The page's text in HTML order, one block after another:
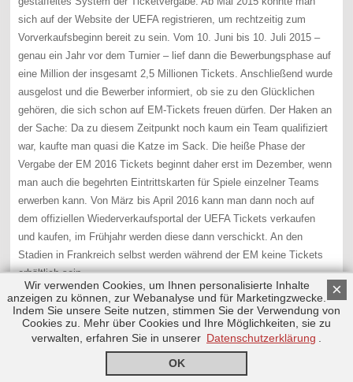
sich auf der Website der UEFA registrieren, um rechtzeitig zum
Vorverkaufsbeginn bereit zu sein. Vom 10. Juni bis 10. Juli 2015 –
genau ein Jahr vor dem Turnier – lief dann die Bewerbungsphase auf
eine Million der insgesamt 2,5 Millionen Tickets. Anschließend wurde
ausgelost und die Bewerber informiert, ob sie zu den Glücklichen
gehören, die sich schon auf EM-Tickets freuen dürfen. Der Haken an
der Sache: Da zu diesem Zeitpunkt noch kaum ein Team qualifiziert
war, kaufte man quasi die Katze im Sack. Die heiße Phase der
Vergabe der EM 2016 Tickets beginnt daher erst im Dezember, wenn
man auch die begehrten Eintrittskarten für Spiele einzelner Teams
erwerben kann. Von März bis April 2016 kann man dann noch auf
dem offiziellen Wiederverkaufsportal der UEFA Tickets verkaufen
und kaufen, im Frühjahr werden diese dann verschickt. An den
Stadien in Frankreich selbst werden während der EM keine Tickets
erhältlich sein.
Die Preise der Tickets für die Fußball-EM in Frankreich variieren
dabei enorm. So kostet eine Eintrittskarte der günstigen Kategorie 4
für ein Vorrundenspiel oder Achtelfinale nur wie erwähnt 25 Euro, die
teuerste Preiskategorie für diese Begegnungen liegt bei 145 Euro.
Für das Halbfinale liegt die Spanne bereits zwischen 65 und 495
×
Wir verwenden Cookies, um Ihnen personalisierte Inhalte
anzeigen zu können, zur Webanalyse und für Marketingzwecke.
Indem Sie unsere Seite nutzen, stimmen Sie der Verwendung von
Cookies zu. Mehr über Cookies und Ihre Möglichkeiten, sie zu
verwalten, erfahren Sie in unserer Datenschutzerklärung
OK